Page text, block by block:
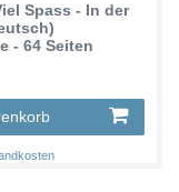
Spass - In der
- 64 Seiten